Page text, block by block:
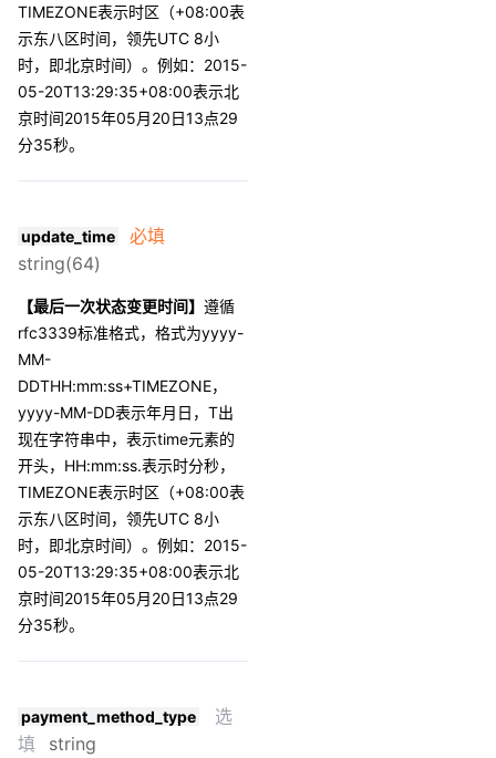
TIMEZONE表示时区（+08:00表
示东八区时间，领先UTC 8小
时，即北京时间）。例如：2015-
05-20T13:29:35+08:00表示北
京时间2015年05月20日13点29
分35秒。
update_time
必填
string(64)
【最后一次状态变更时间】 遵循
rfc3339标准格式，格式为yyyy-
MM-
DDTHH:mm:ss+TIMEZONE，
yyyy-MM-DD表示年月日，T出
现在字符串中，表示time元素的
开头，HH:mm:ss.表示时分秒，
TIMEZONE表示时区（+08:00表
示东八区时间，领先UTC 8小
时，即北京时间）。例如：2015-
05-20T13:29:35+08:00表示北
京时间2015年05月20日13点29
分35秒。
payment_method_type
选
填
string